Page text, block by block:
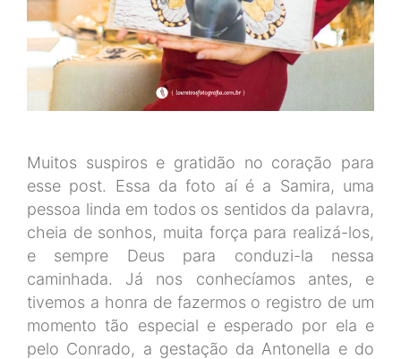
Muitos suspiros e gratidão no coração para
esse post. Essa da foto aí é a Samira, uma
pessoa linda em todos os sentidos da palavra,
cheia de sonhos, muita força para realizá-los,
e sempre Deus para conduzi-la nessa
caminhada. Já nos conhecíamos antes, e
tivemos a honra de fazermos o registro de um
momento tão especial e esperado por ela e
pelo Conrado, a gestação da Antonella e do